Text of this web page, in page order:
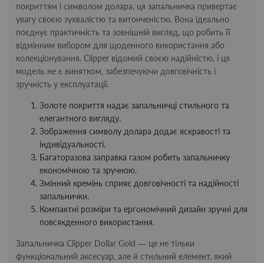
покриттям і символом долара, ця запальничка привертає
увагу своєю зухвалістю та витонченістю. Вона ідеально
поєднує практичність та зовнішній вигляд, що робить її
відмінним вибором для щоденного використання або
колекціонування. Clipper відомий своєю надійністю, і ця
модель не є винятком, забезпечуючи довговічність і
зручність у експлуатації.
Золоте покриття надає запальничці стильного та
елегантного вигляду.
Зображення символу долара додає яскравості та
індивідуальності.
Багаторазова заправка газом робить запальничку
економічною та зручною.
Змінний кремінь сприяє довговічності та надійності
запальнички.
Компактні розміри та ергономічний дизайн зручні для
повсякденного використання.
Запальничка Clipper Dollar Gold — це не тільки
функціональний аксесуар, але й стильний елемент, який